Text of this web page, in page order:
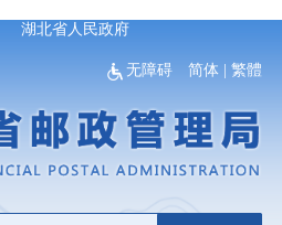
湖北省人民政府
无障碍 简体 |繁體